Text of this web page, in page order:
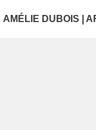
AMÉLIE DUBOIS |